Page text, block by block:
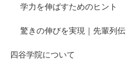
学力を伸ばすためのヒント
驚きの伸びを実現｜先輩列伝
四谷学院について